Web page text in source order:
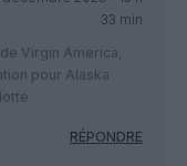
33 min
Virgin America,
pour Alaska
RÉPONDRE